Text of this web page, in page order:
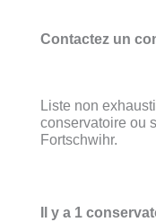
Contactez un
Liste non
conservatoire ou
Fortschwihr.
Il y a 1